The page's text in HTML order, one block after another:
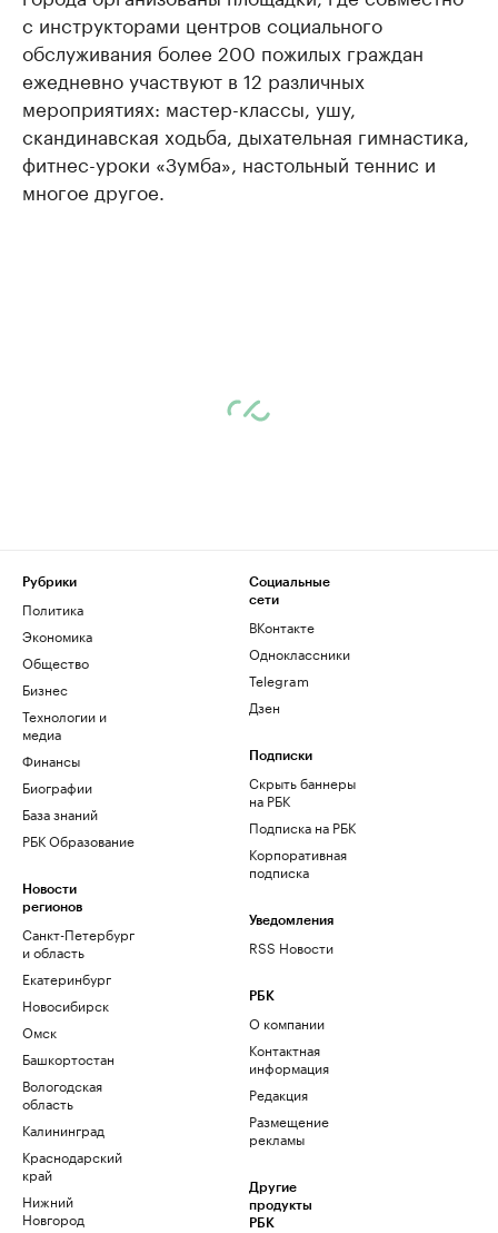
с инструкторами центров социального
обслуживания более 200 пожилых граждан
ежедневно участвуют в 12 различных
мероприятиях: мастер-классы, ушу,
скандинавская ходьба, дыхательная гимнастика,
фитнес-уроки «Зумба», настольный теннис и
многое другое.
Рубрики
Политика
Экономика
Общество
Бизнес
Технологии и
медиа
Финансы
Биографии
База знаний
РБК Образование
Новости
регионов
Санкт-Петербург
и область
Екатеринбург
Новосибирск
Омск
Башкортостан
Вологодская
область
Калининград
Краснодарский
край
Нижний
Новгород
Социальные
сети
ВКонтакте
Одноклассники
Telegram
Дзен
Подписки
Скрыть баннеры
на РБК
Подписка на РБК
Корпоративная
подписка
Уведомления
RSS Новости
РБК
О компании
Контактная
информация
Редакция
Размещение
рекламы
Другие
продукты
РБК